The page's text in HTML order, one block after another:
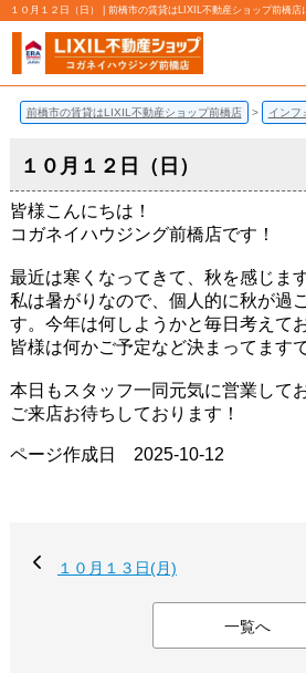
１０月１２日（日） | 前橋市の賃貸はLIXIL不動産ショップ前橋店
前橋市の賃貸はLIXIL不動産ショップ前橋店 インフ
１０月１２日（日）
皆様こんにちは！
コガネイハウジング前橋店です！
最近は寒くなってきて、秋を感じます
私は暑がりなので、個人的に秋が過
す。今年は何しようかと毎日考えて
皆様は何かご予定など決まってます
本日もスタッフ一同元気に営業して
ご来店お待ちしております！
ページ作成日 2025-10-12
１０月１３日(月)
一覧へ